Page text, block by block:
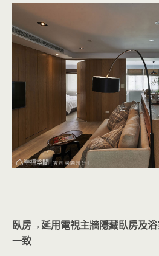
臥房→延用電視主牆隱藏臥房及
一致